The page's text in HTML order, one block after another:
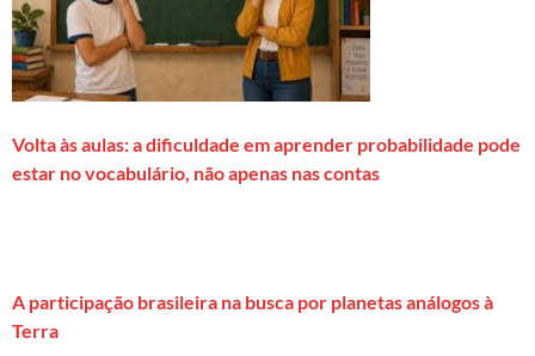
Volta às aulas: a dificuldade em aprender probabilidade pode
estar no vocabulário, não apenas nas contas
A participação brasileira na busca por planetas análogos à
Terra